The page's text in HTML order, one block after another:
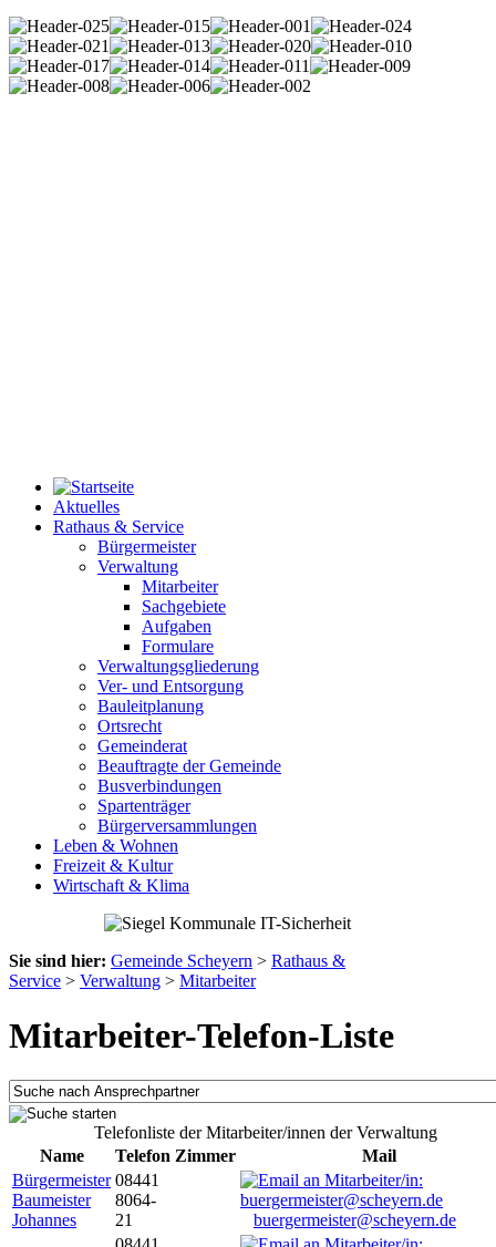
Aktuelles
Rathaus & Service
Bürgermeister
Verwaltung
Mitarbeiter
Sachgebiete
Aufgaben
Formulare
Verwaltungsgliederung
Ver- und Entsorgung
Bauleitplanung
Ortsrecht
Gemeinderat
Beauftragte der Gemeinde
Busverbindungen
Spartenträger
Bürgerversammlungen
Leben & Wohnen
Freizeit & Kultur
Wirtschaft & Klima
Sie sind hier: Gemeinde Scheyern > Rathaus &
Service > Verwaltung > Mitarbeiter
Mitarbeiter-Telefon-Liste
Telefonliste der Mitarbeiter/innen der Verwaltung
Name
Telefon Zimmer
Mail
Bürgermeister
Baumeister
Johannes
08441
8064-
21
buergermeister@scheyern.de